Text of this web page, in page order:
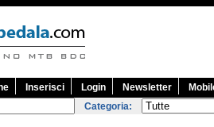
Inserisci Login Newsletter
Categoria: